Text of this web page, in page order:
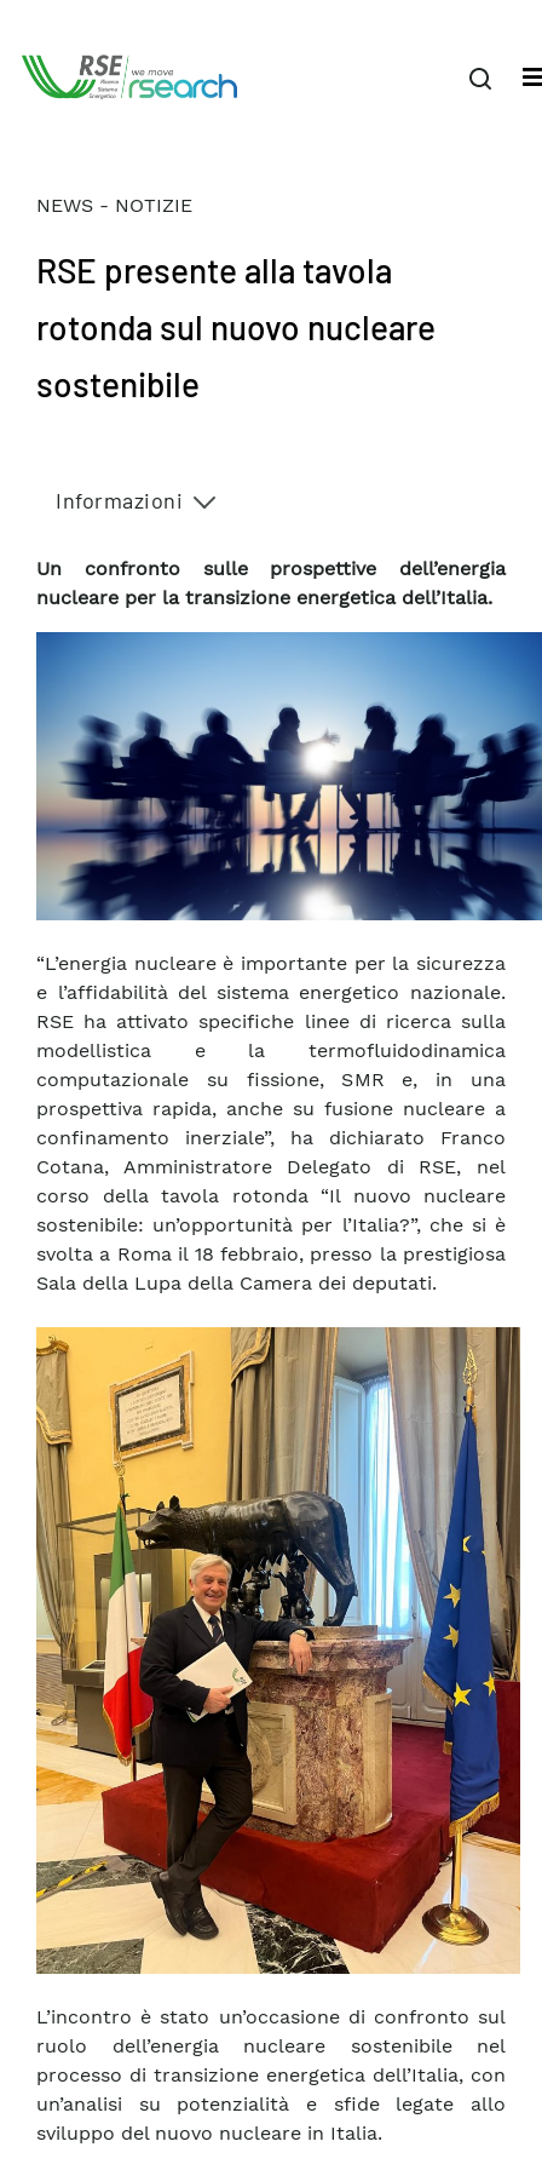
NEWS - NOTIZIE
RSE presente alla tavola
rotonda sul nuovo nucleare
sostenibile
Informazioni
Un confronto sulle prospettive dell’energia
nucleare per la transizione energetica dell’Italia.
“L’energia nucleare è importante per la sicurezza
e l’affidabilità del sistema energetico nazionale.
RSE ha attivato specifiche linee di ricerca sulla
modellistica e la termofluidodinamica
computazionale su fissione, SMR e, in una
prospettiva rapida, anche su fusione nucleare a
confinamento inerziale”, ha dichiarato Franco
Cotana, Amministratore Delegato di RSE, nel
corso della tavola rotonda “Il nuovo nucleare
sostenibile: un’opportunità per l’Italia?”, che si è
svolta a Roma il 18 febbraio, presso la prestigiosa
Sala della Lupa della Camera dei deputati.
L’incontro è stato un’occasione di confronto sul
ruolo dell’energia nucleare sostenibile nel
processo di transizione energetica dell’Italia, con
un’analisi su potenzialità e sfide legate allo
sviluppo del nuovo nucleare in Italia.